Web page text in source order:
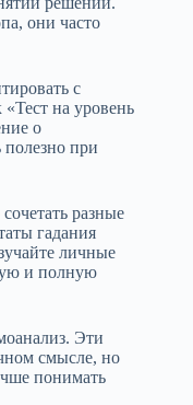
они часто
с
на уровень
о
при
разные
гадания
личные
и полную
Эти
смысле, но
понимать